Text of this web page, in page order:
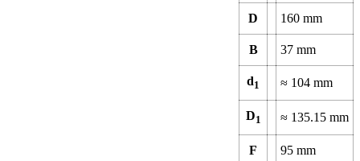
D 160 mm
B 37 mm
d1 ≈ 104 mm
D1 ≈ 135.15 mm
F 95 mm